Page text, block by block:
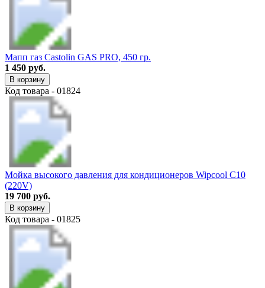
Мапп газ Castolin GAS PRO, 450 гр.
1 450 руб.
В корзину
Код товара - 01824
Мойка высокого давления для кондиционеров Wipcool C10
(220V)
19 700 руб.
В корзину
Код товара - 01825